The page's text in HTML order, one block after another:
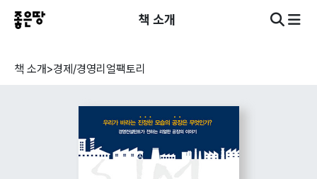
책 소개
책 소개>경제/경영리얼팩토리